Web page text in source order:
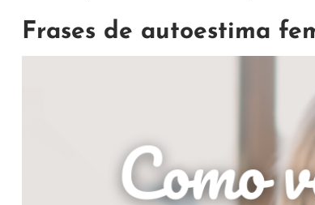
Frases de autoestima